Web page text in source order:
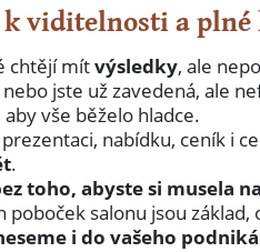
k viditelnosti a
chtějí mítvýsledky, ale
jste už zavedená, ale
aby vše běželo hladce.
nabídku, ceník i
.
toho, abyste si musela
poboček salonu jsou
i do vašeho